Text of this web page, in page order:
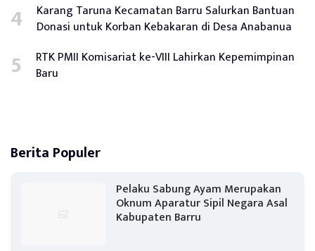
Karang Taruna Kecamatan Barru Salurkan Bantuan
Donasi untuk Korban Kebakaran di Desa Anabanua
RTK PMII Komisariat ke-VIII Lahirkan Kepemimpinan
Baru
Berita Populer
Pelaku Sabung Ayam Merupakan
Oknum Aparatur Sipil Negara Asal
Kabupaten Barru